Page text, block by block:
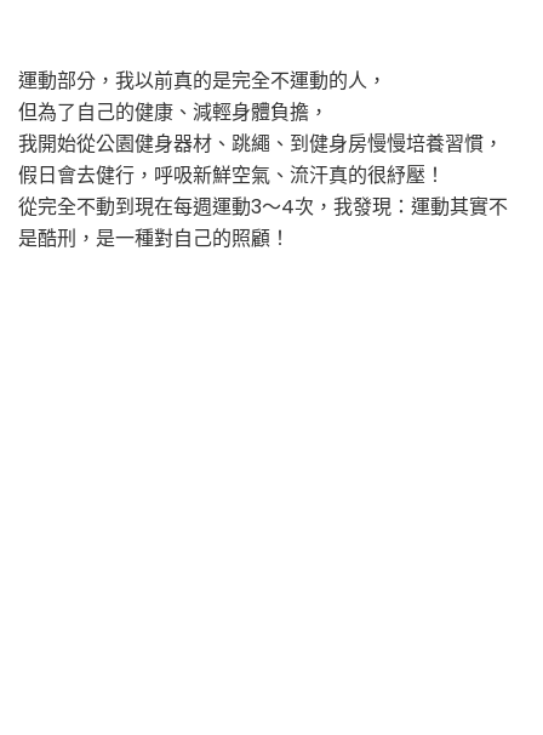
運動部分，我以前真的是完全不運動的人，
但為了自己的健康、減輕身體負擔，
我開始從公園健身器材、跳繩、到健身房慢慢培養習慣，
假日會去健行，呼吸新鮮空氣、流汗真的很紓壓！
從完全不動到現在每週運動3～4次，我發現：運動其實不
是酷刑，是一種對自己的照顧！